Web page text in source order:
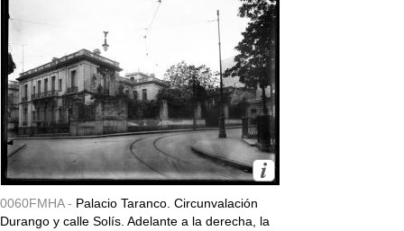
0060FMHA - Palacio Taranco. Circunvalación
Durango y calle Solís. Adelante a la derecha, la